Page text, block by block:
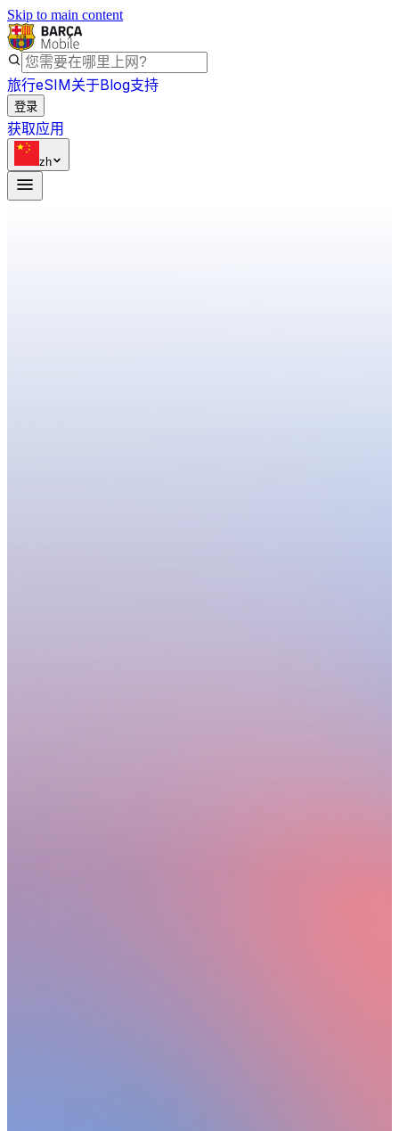
Skip to main content
旅行eSIM关于Blog支持
登录
获取应用
zh